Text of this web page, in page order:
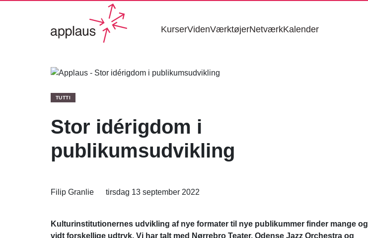
KurserVidenVærktøjerNetværkKalender
TUTTI
Stor idérigdom i
publikumsudvikling
Filip Granlie tirsdag 13 september 2022
Kulturinstitutionernes udvikling af nye formater til nye publikummer finder mange og
vidt forskellige udtryk. Vi har talt med Nørrebro Teater, Odense Jazz Orchestra og